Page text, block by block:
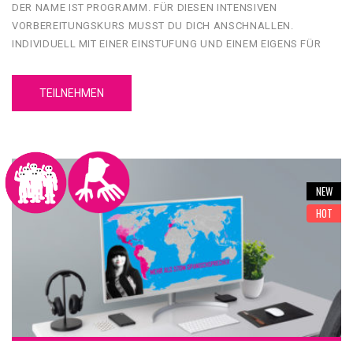
DER NAME IST PROGRAMM. FÜR DIESEN INTENSIVEN
VORBEREITUNGSKURS MUSST DU DICH ANSCHNALLEN.
INDIVIDUELL MIT EINER EINSTUFUNG UND EINEM EIGENS FÜR
TEILNEHMEN
NEW
HOT